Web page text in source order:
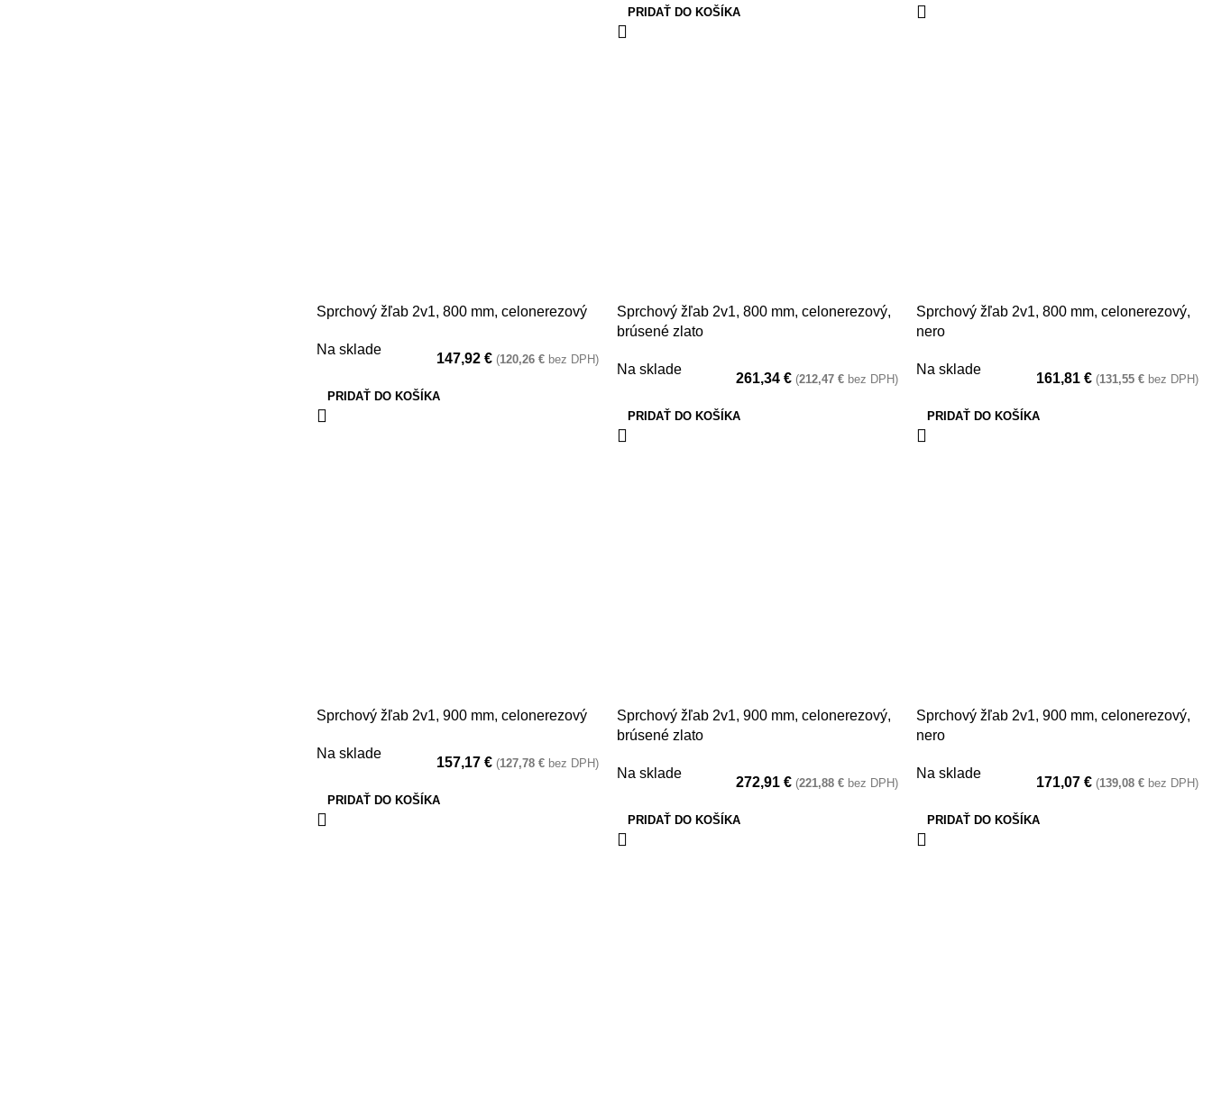
PRIDAŤ DO KOŠÍKA
Sprchový žľab 2v1, 800 mm, celonerezový
Na sklade
147,92 € (120,26 €bez DPH)
PRIDAŤ DO KOŠÍKA
Sprchový žľab 2v1, 800 mm, celonerezový,
brúsené zlato
Na sklade
261,34€ (212,47€ bez DPH)
PRIDAŤ DO KOŠÍKA
Sprchový žľab 2v1, 800 mm, celonerezový,
nero
Na sklade
161,81 € (131,55 €bez DPH)
PRIDAŤ DO KOŠÍKA
Sprchový žľab 2v1, 900 mm, celonerezový
Na sklade
157,17 € (127,78 €bez DPH)
PRIDAŤ DO KOŠÍKA
Sprchový žľab 2v1, 900 mm, celonerezový,
brúsené zlato
Na sklade
272,91€ (221,88€ bez DPH)
PRIDAŤ DO KOŠÍKA
Sprchový žľab 2v1, 900 mm, celonerezový,
nero
Na sklade
171,07 € (139,08 €bez DPH)
PRIDAŤ DO KOŠÍKA